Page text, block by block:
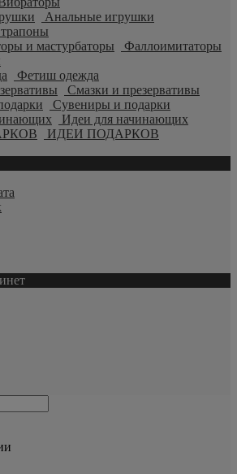
Анальные игрушки
Фаллоимитаторы
Фетиш одежда
Смазки и презервативы
Сувениры и подарки
Идеи для начинающих
ИДЕИ ПОДАРКОВ